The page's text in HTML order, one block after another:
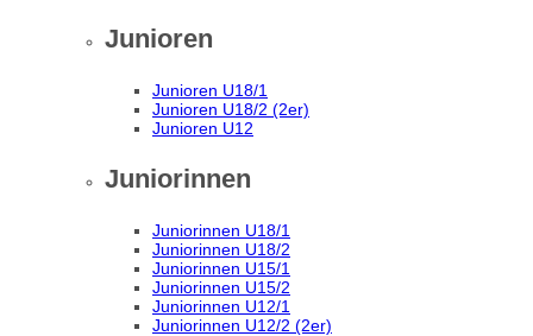
Junioren
Junioren U18/1
Junioren U18/2 (2er)
Junioren U12
Juniorinnen
Juniorinnen U18/1
Juniorinnen U18/2
Juniorinnen U15/1
Juniorinnen U15/2
Juniorinnen U12/1
Juniorinnen U12/2 (2er)